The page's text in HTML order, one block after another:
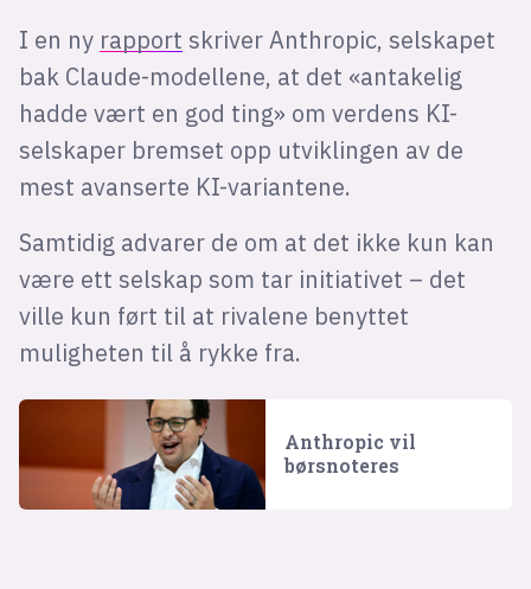
I en ny rapport skriver Anthropic, selskapet
bak Claude-modellene, at det «antakelig
hadde vært en god ting» om verdens KI-
selskaper bremset opp utviklingen av de
mest avanserte KI-variantene.
Samtidig advarer de om at det ikke kun kan
være ett selskap som tar initiativet – det
ville kun ført til at rivalene benyttet
muligheten til å rykke fra.
Anthropic vil
børsnoteres